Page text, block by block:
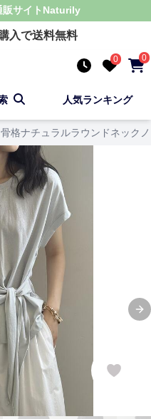
サイト Naturily
入で送料無料
0 0
人気ランキング
骨格ナチュラルラウンドネック